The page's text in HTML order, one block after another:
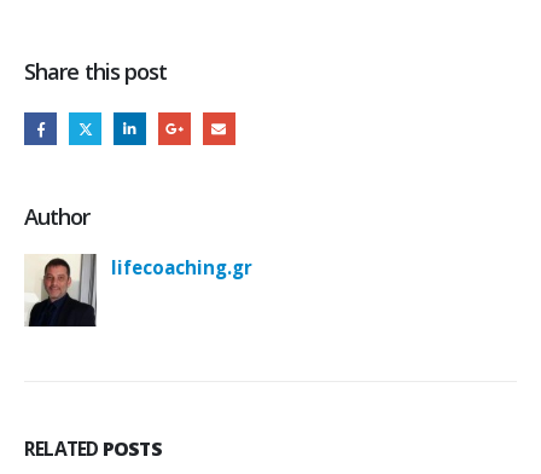
Share this post
Author
lifecoaching.gr
RELATED POSTS